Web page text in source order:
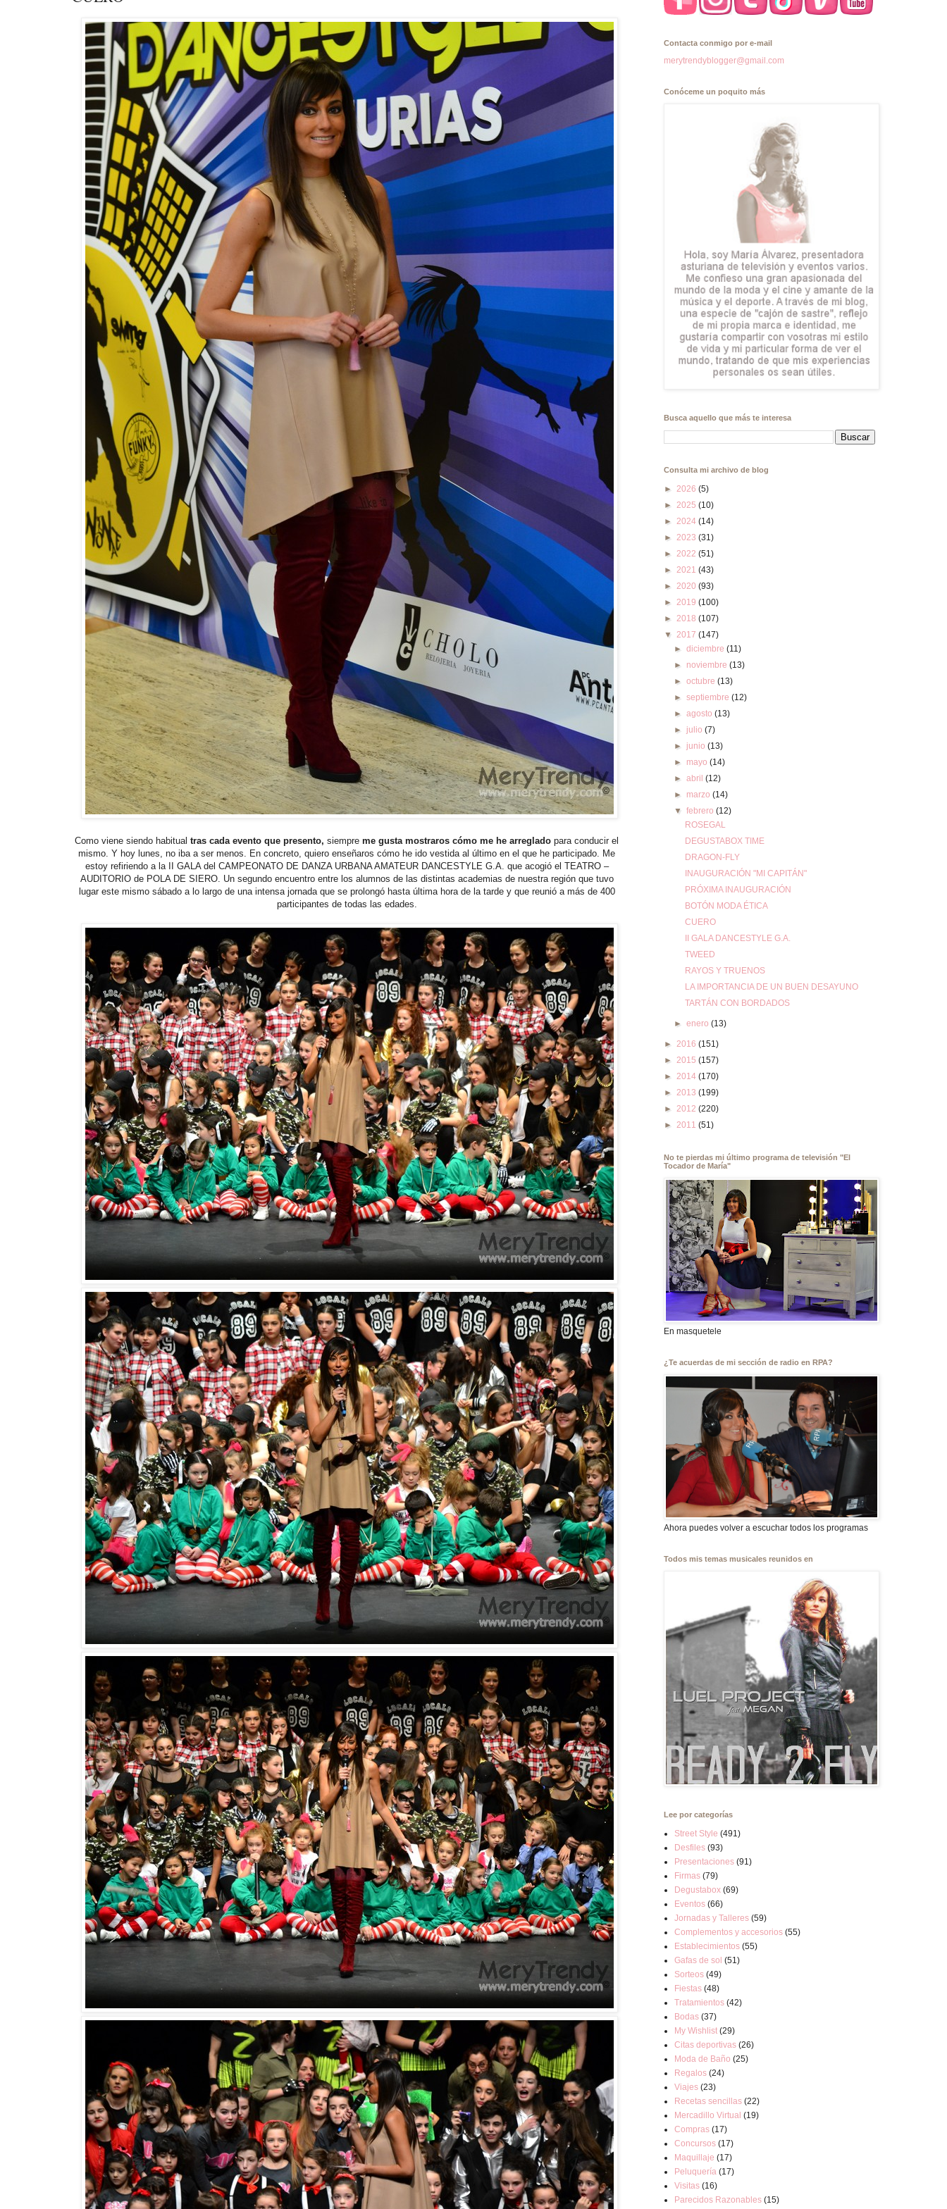
Como viene siendo habitual tras cada evento que presento, siempre me gusta mostraros cómo me he arreglado para conducir el
mismo. Y hoy lunes, no iba a ser menos. En concreto, quiero enseñaros cómo he ido vestida al último en el que he participado. Me
estoy refiriendo a la II GALA del CAMPEONATO DE DANZA URBANA AMATEUR DANCESTYLE G.A. que acogió el TEATRO –
AUDITORIO de POLA DE SIERO. Un segundo encuentro entre los alumnos de las distintas academias de nuestra región que tuvo
lugar este mismo sábado a lo largo de una intensa jornada que se prolongó hasta última hora de la tarde y que reunió a más de 400
participantes de todas las edades.
Contacta conmigo por e-mail
merytrendyblogger@gmail.com
Conóceme un poquito más
Busca aquello que más te interesa
Consulta mi archivo de blog
► 2026 (5)
► 2025 (10)
► 2024 (14)
► 2023 (31)
► 2022 (51)
► 2021 (43)
► 2020 (93)
► 2019 (100)
► 2018 (107)
▼ 2017 (147)
►diciembre(11)
► noviembre(13)
►octubre(13)
►septiembre(12)
►agosto(13)
► julio(7)
► junio(13)
► mayo(14)
►abril(12)
► marzo(14)
▼febrero(12)
ROSEGAL
DEGUSTABOX TIME
DRAGON-FLY
INAUGURACIÓN "MI CAPITÁN"
PRÓXIMA INAUGURACIÓN
BOTÓN MODA ÉTICA
CUERO
II GALA DANCESTYLE G.A.
TWEED
RAYOS Y TRUENOS
LA IMPORTANCIA DE UN BUEN DESAYUNO
TARTÁN CON BORDADOS
►enero(13)
► 2016 (151)
► 2015 (157)
► 2014 (170)
► 2013 (199)
► 2012 (220)
► 2011 (51)
No te pierdas mi último programa de televisión "El
Tocador de María"
En masquetele
¿Te acuerdas de mi sección de radio en RPA?
Ahora puedes volver a escuchar todos los programas
Todos mis temas musicales reunidos en
Lee por categorías
Street Style (491)
Desfiles (93)
Presentaciones (91)
Firmas (79)
Degustabox (69)
Eventos (66)
Jornadas y Talleres (59)
Complementos y accesorios (55)
Establecimientos (55)
Gafas de sol (51)
Sorteos (49)
Fiestas (48)
Tratamientos (42)
Bodas (37)
My Wishlist (29)
Citas deportivas (26)
Moda de Baño (25)
Regalos (24)
Viajes (23)
Recetas sencillas (22)
Mercadillo Virtual (19)
Compras (17)
Concursos (17)
Maquillaje (17)
Peluquería (17)
Visitas (16)
Parecidos Razonables (15)